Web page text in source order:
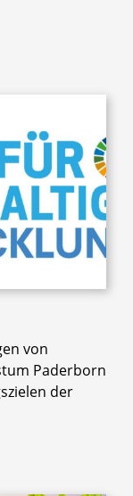
von
Paderborn
der